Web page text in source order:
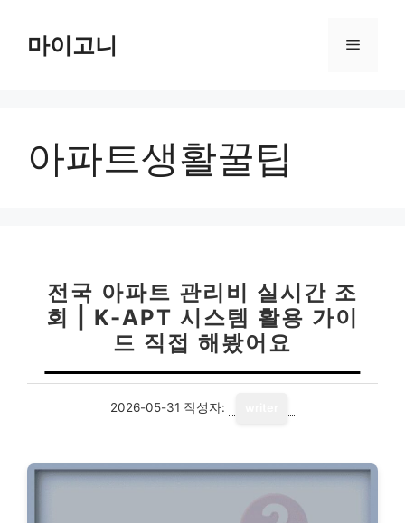
마이고니 메
아파트생활꿀팁
전국 아파트 관리비 실시간 조
회 | K-APT 시스템 활용 가이
드 직접 해봤어요
2026-05-31 작성자: